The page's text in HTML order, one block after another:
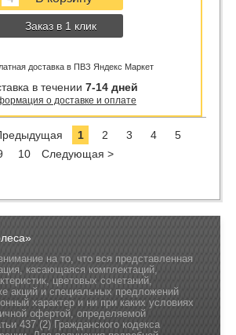
Заказ в 1 клик
доставка в ПВЗ Яндекс Маркет
в течении 7-14 дней
о доставке и оплате
1 2 3 4
5
10
Следующая >
на то, что вся представленная
касающаяся комплектаций,
цветовых сочетаний,
акций и специальных предложений
характер и ни при каких условиях
офертой, определяемой
437 (2) Гражданского кодекса